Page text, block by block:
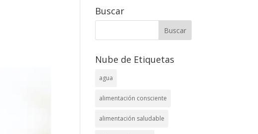
Buscar
Nube de Etiquetas
agua
alimentación consciente
alimentación saludable